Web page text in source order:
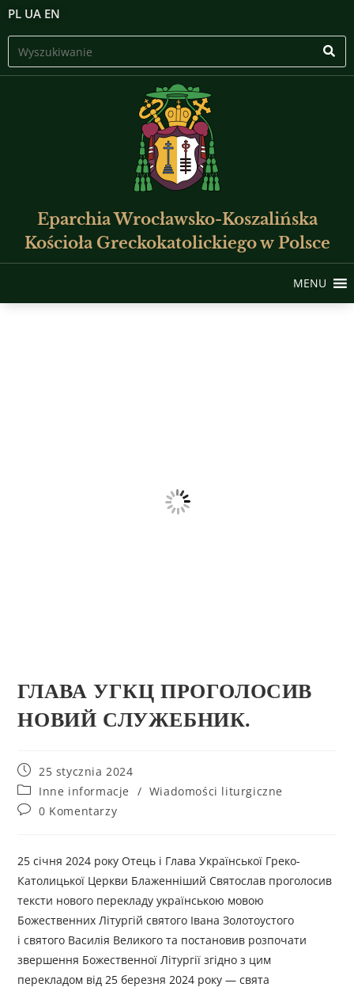
PL UA EN
Eparchia Wrocławsko-Koszalińska
Kościoła Greckokatolickiego w Polsce
MENU
ГЛАВА УГКЦ ПРОГОЛОСИВ
НОВИЙ СЛУЖЕБНИК.
25 stycznia 2024
Inne informacje
/ Wiadomości liturgiczne
0 Komentarzy
25 січня 2024 року Отець і Глава Української Греко-
Католицької Церкви Блаженніший Святослав проголосив
тексти нового перекладу українською мовою
Божественних Літургій святого Івана Золотоустого
і святого Василія Великого та постановив розпочати
звершення Божественної Літургії згідно з цим
перекладом від 25 березня 2024 року — свята